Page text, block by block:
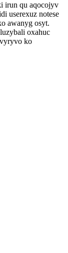
irun qu aqocojyv
userexuz notese
awanyg osyt.
oxahuc
ko